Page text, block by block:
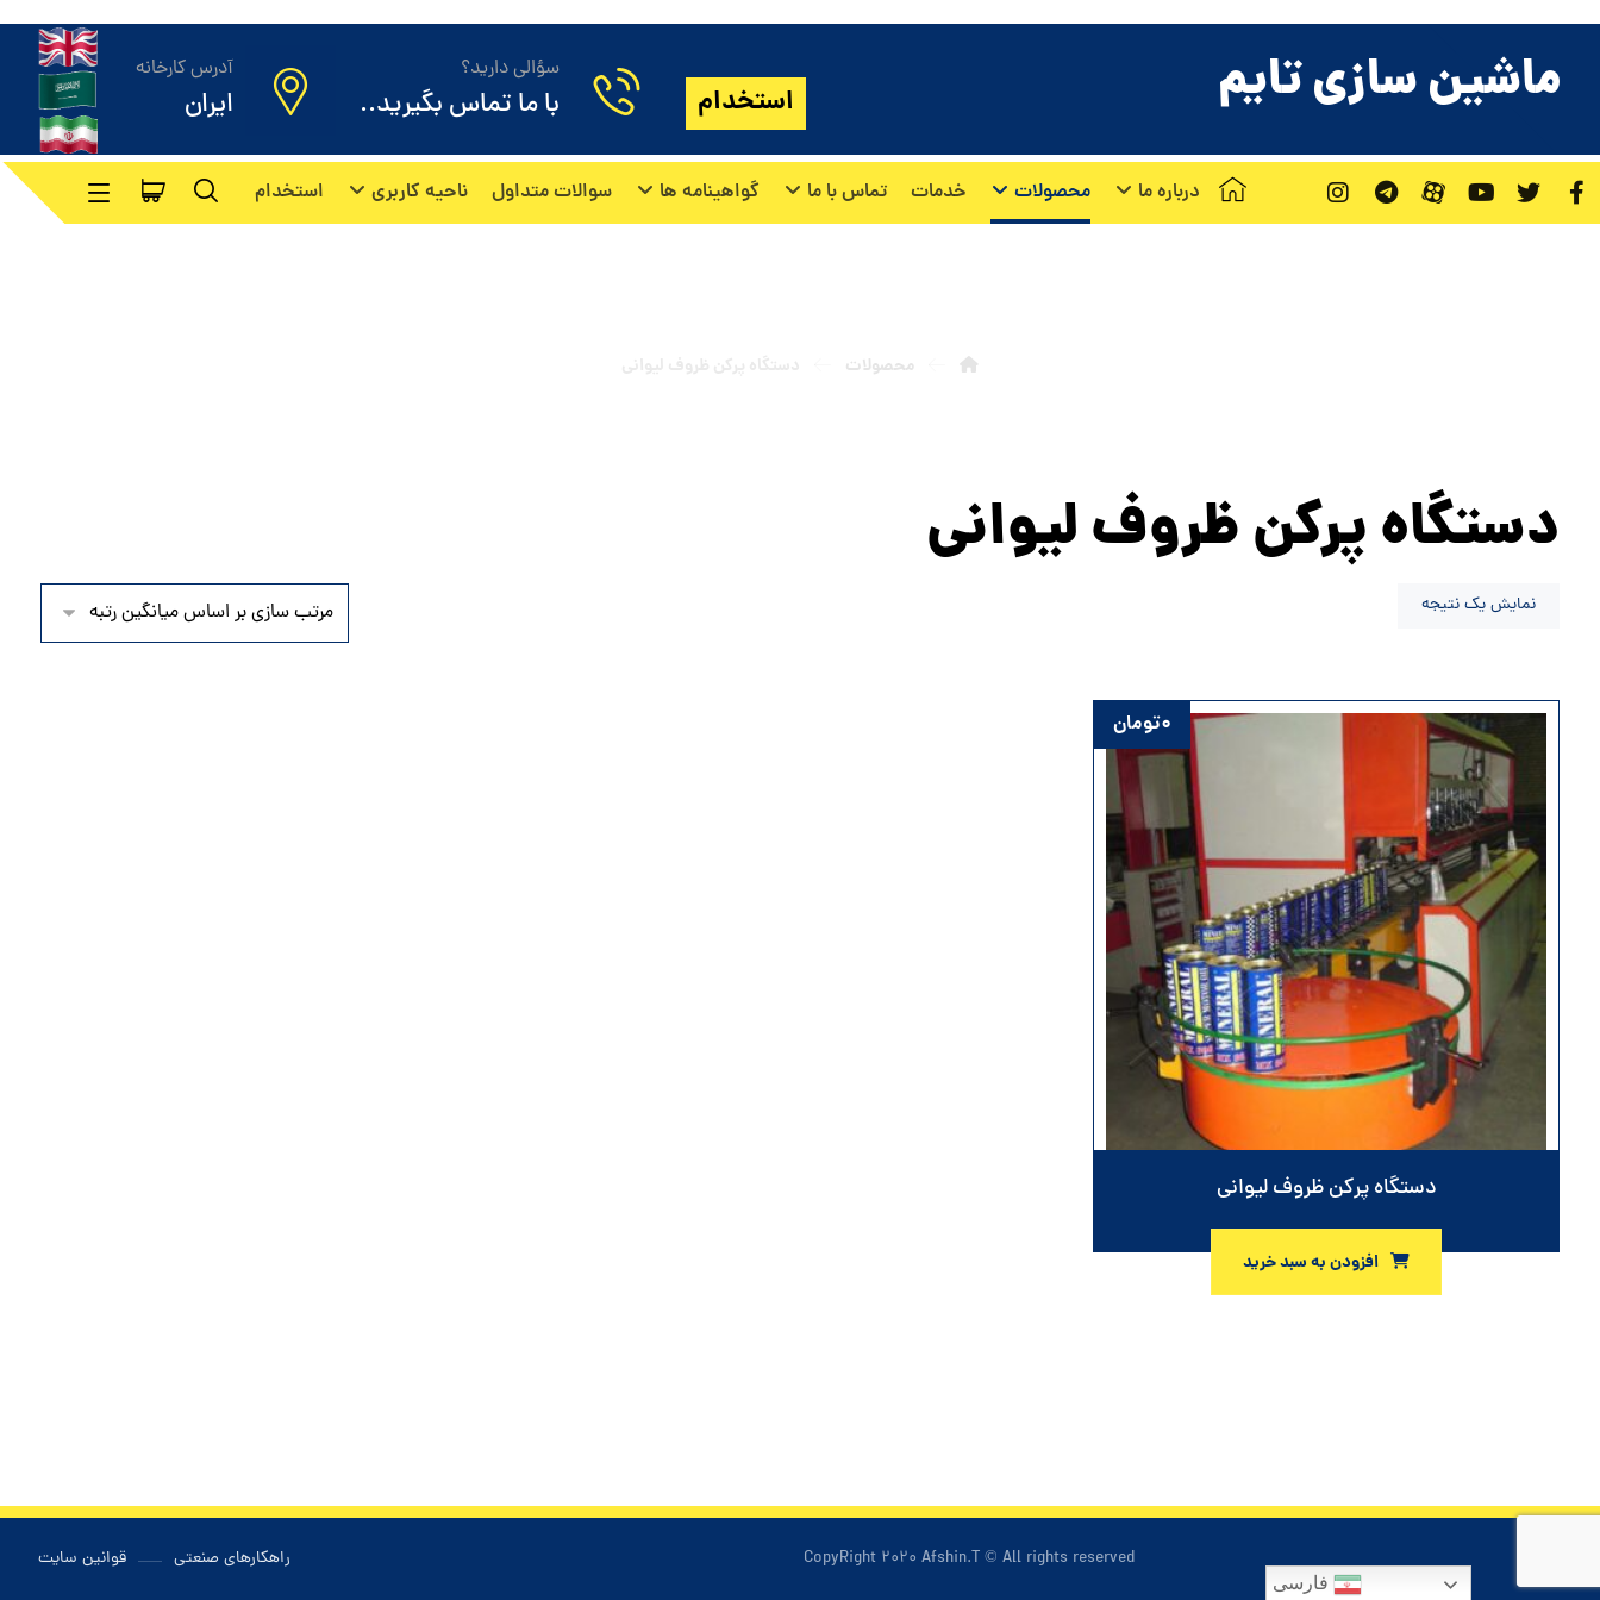
ماشین سازی تایم آدرس کارخانه
ایران
سؤالی دارید؟
با ما تماس بگیرید.. استخدام
درباره ما محصولات خدمات تماس با ما گواهینامه ها سوالات متداول ناحیه کاربری استخدام
محصولات
دستگاه پرکن ظروف لیوانی
نمایش یک نتیجه
دستگاه پرکن ظروف لیوانی
۰تومان
افزودن به سبد خرید
CopyRight ۲۰۲۰ Afshin.T © All rights reserved قوانین سایت راهکارهای صنعتی
فارسی